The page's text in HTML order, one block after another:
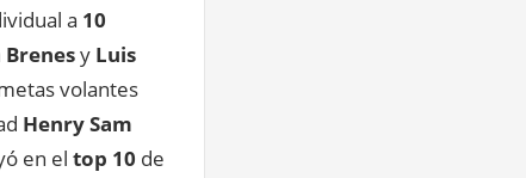
a 10
Brenesy Luis
volantes
Henry Sam
en el top 10 de